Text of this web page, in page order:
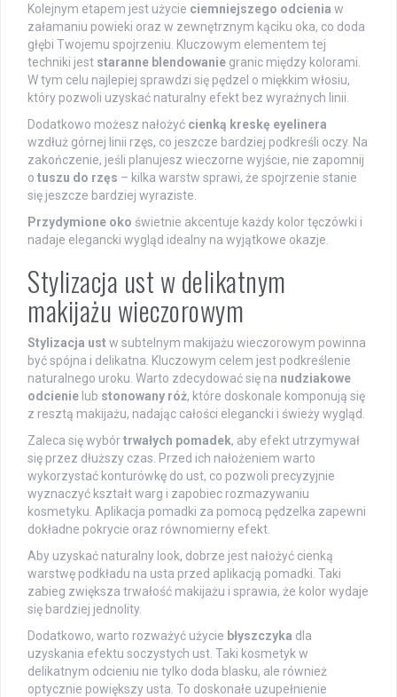
Kolejnym etapem jest użycie ciemniejszego odcienia w
załamaniu powieki oraz w zewnętrznym kąciku oka, co doda
głębi Twojemu spojrzeniu. Kluczowym elementem tej
techniki jest staranne blendowanie granic między kolorami.
W tym celu najlepiej sprawdzi się pędzel o miękkim włosiu,
który pozwoli uzyskać naturalny efekt bez wyraźnych linii.
Dodatkowo możesz nałożyć cienką kreskę eyelinera
wzdłuż górnej linii rzęs, co jeszcze bardziej podkreśli oczy. Na
zakończenie, jeśli planujesz wieczorne wyjście, nie zapomnij
o tuszu do rzęs – kilka warstw sprawi, że spojrzenie stanie
się jeszcze bardziej wyraziste.
Przydymione oko świetnie akcentuje każdy kolor tęczówki i
nadaje elegancki wygląd idealny na wyjątkowe okazje.
Stylizacja ust w delikatnym
makijażu wieczorowym
Stylizacja ustw subtelnym makijażu wieczorowym powinna
być spójna i delikatna. Kluczowym celem jest podkreślenie
naturalnego uroku. Warto zdecydować się na nudziakowe
odcienie lub stonowany róż, które doskonale komponują się
z resztą makijażu, nadając całości elegancki i świeży wygląd.
Zaleca się wybórtrwałych pomadek, aby efekt utrzymywał
się przez dłuższy czas. Przed ich nałożeniem warto
wykorzystać konturówkę do ust, co pozwoli precyzyjnie
wyznaczyć kształt warg i zapobiec rozmazywaniu
kosmetyku. Aplikacja pomadki za pomocą pędzelka zapewni
dokładne pokrycie oraz równomierny efekt.
Aby uzyskać naturalny look, dobrze jest nałożyć cienką
warstwę podkładu na usta przed aplikacją pomadki. Taki
zabieg zwiększa trwałość makijażu i sprawia, że kolor wydaje
się bardziej jednolity.
Dodatkowo, warto rozważyć użycie błyszczyka dla
uzyskania efektu soczystych ust. Taki kosmetyk w
delikatnym odcieniu nie tylko doda blasku, ale również
optycznie powiększy usta. To doskonałe uzupełnienie